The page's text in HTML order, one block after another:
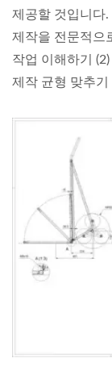
제공할 것입니다.
제작을 전문적으
작업 이해하기
제작 균형 맞추기